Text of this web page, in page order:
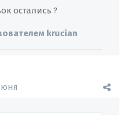
остались ?
krucian